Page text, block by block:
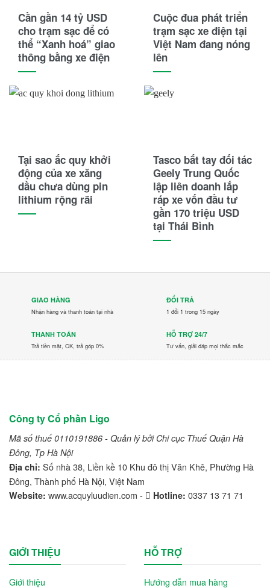
Cần gần 14 tỷ USD
cho trạm sạc để có
thể “Xanh hoá” giao
thông bằng xe điện
Cuộc đua phát triển
trạm sạc xe điện tại
Việt Nam đang nóng
lên
Tại sao ắc quy khởi
động của xe xăng
dầu chưa dùng pin
lithium rộng rãi
Tasco bắt tay đối tác
Geely Trung Quốc
lập liên doanh lắp
ráp xe vốn đầu tư
gần 170 triệu USD
tại Thái Bình
GIAO HÀNG
Nhận hàng và thanh toán tại nhà
ĐỔI TRẢ
1 đổi 1 trong 15 ngày
THANH TOÁN
Trả tiền mặt, CK, trả góp 0%
HỖ TRỢ 24/7
Tư vấn, giải đáp mọi thắc mắc
Công ty Cổ phần Ligo
Mã số thuế 0110191886 - Quản lý bởi Chi cục Thuế Quận Hà
Đông, Tp Hà Nội
Địa chỉ: Số nhà 38, Liền kề 10 Khu đô thị Văn Khê, Phường Hà
Đông, Thành phố Hà Nội, Việt Nam
Website: www.acquyluudien.com - Hotline: 0337 13 71 71
GIỚI THIỆU
Giới thiệu
HỖ TRỢ
Hướng dẫn mua hàng